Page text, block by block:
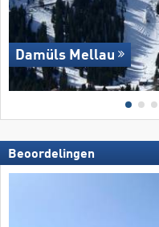
Damüls Mellau
Beoordelingen